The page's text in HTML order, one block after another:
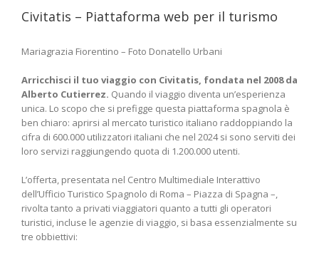
Civitatis – Piattaforma web per il turismo
Mariagrazia Fiorentino – Foto Donatello Urbani
Arricchisci il tuo viaggio con Civitatis, fondata nel 2008 da
Alberto Cutierrez. Quando il viaggio diventa un’esperienza
unica. Lo scopo che si prefigge questa piattaforma spagnola è
ben chiaro: aprirsi al mercato turistico italiano raddoppiando la
cifra di 600.000 utilizzatori italiani che nel 2024 si sono serviti dei
loro servizi raggiungendo quota di 1.200.000 utenti.
L’offerta, presentata nel Centro Multimediale Interattivo
dell’Ufficio Turistico Spagnolo di Roma – Piazza di Spagna –,
rivolta tanto a privati viaggiatori quanto a tutti gli operatori
turistici, incluse le agenzie di viaggio, si basa essenzialmente su
tre obbiettivi: